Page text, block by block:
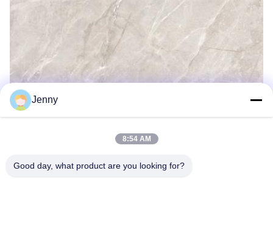
Carrelage En Céramique De Sembler De Marbre
Jenny
8:54 AM
Good day, what product are you looking for?